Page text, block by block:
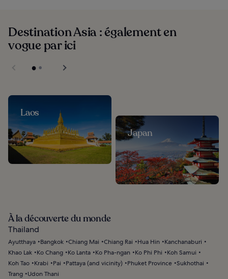
Destination Asia : également en
vogue par ici
Laos
Japan
À la découverte du monde
Thailand
Ayutthaya Bangkok Chiang Mai Chiang Rai Hua Hin
Kanchanaburi
Khao Lak
Ko Chang Ko Lanta Ko Pha-ngan Ko Phi Phi
Koh Samui
Koh Tao
Krabi Pai Pattaya (and vicinity) Phuket Province Sukhothai
Trang
Udon Thani